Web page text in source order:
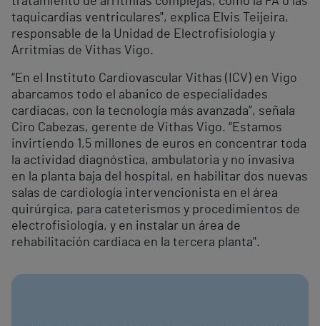
taquicardias ventriculares", explica Elvis Teijeira,
responsable de la Unidad de Electrofisiología y
Arritmias de Vithas Vigo.
“En el Instituto Cardiovascular Vithas (ICV) en Vigo
abarcamos todo el abanico de especialidades
cardiacas, con la tecnología más avanzada”, señala
Ciro Cabezas, gerente de Vithas Vigo. “Estamos
invirtiendo 1,5 millones de euros en concentrar toda
la actividad diagnóstica, ambulatoria y no invasiva
en la planta baja del hospital, en habilitar dos nuevas
salas de cardiología intervencionista en el área
quirúrgica, para cateterismos y procedimientos de
electrofisiología, y en instalar un área de
rehabilitación cardiaca en la tercera planta".